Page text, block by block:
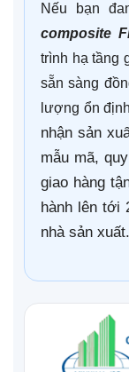
Nếu bạn
composite
trình hạ tầng
sẵn sàng
lượng ổn
nhận sản
mẫu mã,
giao hàng
hành lên tới
nhà sản xuất.